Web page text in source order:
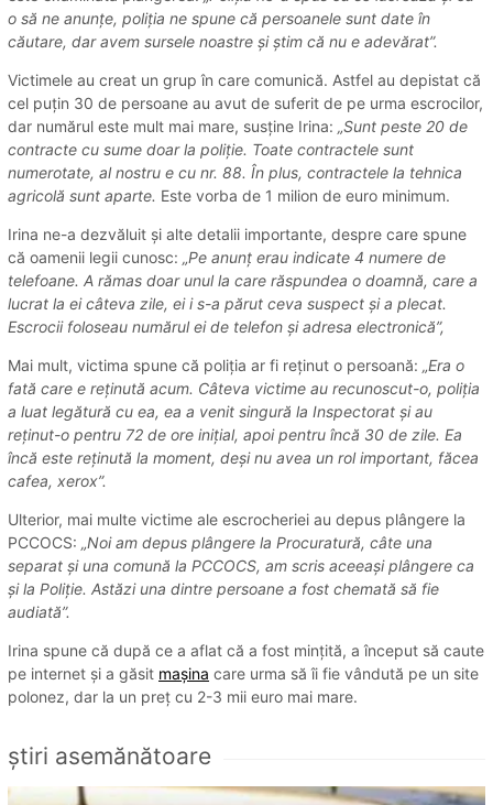
o să ne anunțe, poliția ne spune că persoanele sunt date în
căutare, dar avem sursele noastre și știm că nu e adevărat”.
Victimele au creat un grup în care comunică. Astfel au depistat că
cel puțin 30 de persoane au avut de suferit de pe urma escrocilor,
dar numărul este mult mai mare, susține Irina: „Sunt peste 20 de
contracte cu sume doar la poliție. Toate contractele sunt
numerotate, al nostru e cu nr. 88. În plus, contractele la tehnica
agricolă sunt aparte. Este vorba de 1 milion de euro minimum.
Irina ne-a dezvăluit și alte detalii importante, despre care spune
că oamenii legii cunosc: „Pe anunț erau indicate 4 numere de
telefoane. A rămas doar unul la care răspundea o doamnă, care a
lucrat la ei câteva zile, ei i s-a părut ceva suspect și a plecat.
Escrocii foloseau numărul ei de telefon și adresa electronică”,
Mai mult, victima spune că poliția ar fi reținut o persoană: „Era o
fată care e reținută acum. Câteva victime au recunoscut-o, poliția
a luat legătură cu ea, ea a venit singură la Inspectorat și au
reținut-o pentru 72 de ore inițial, apoi pentru încă 30 de zile. Ea
încă este reținută la moment, deși nu avea un rol important, făcea
cafea, xerox”.
Ulterior, mai multe victime ale escrocheriei au depus plângere la
PCCOCS: „Noi am depus plângere la Procuratură, câte una
separat și una comună la PCCOCS, am scris aceeași plângere ca
și la Poliție. Astăzi una dintre persoane a fost chemată să fie
audiată”.
Irina spune că după ce a aflat că a fost mințită, a început să caute
pe internet și a găsit mașina care urma să îi fie vândută pe un site
polonez, dar la un preț cu 2-3 mii euro mai mare.
ştiri asemănătoare